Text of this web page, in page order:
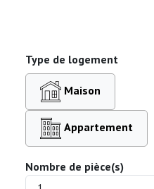
Type de logement
Maison
Appartement
Nombre de pièce(s)